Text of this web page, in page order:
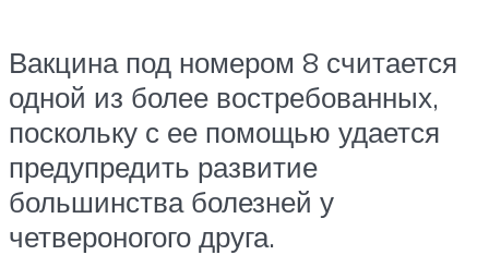
Вакцина под номером 8 считается
одной из более востребованных,
поскольку с ее помощью удается
предупредить развитие
большинства болезней у
четвероногого друга.